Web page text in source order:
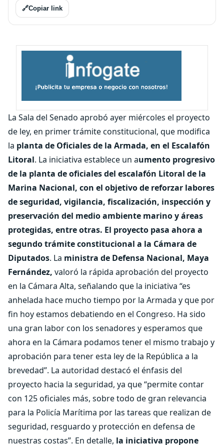
🔗Copiar link
La Sala del Senado aprobó ayer miércoles el proyecto
de ley, en primer trámite constitucional, que modifica
la planta de Oficiales de la Armada, en el Escalafón
Litoral. La iniciativa establece un aumento progresivo
de la planta de oficiales del escalafón Litoral de la
Marina Nacional, con el objetivo de reforzar labores
de seguridad, vigilancia, fiscalización, inspección y
preservación del medio ambiente marino y áreas
protegidas, entre otras. El proyecto pasa ahora a
segundo trámite constitucional a la Cámara de
Diputados. La ministra de Defensa Nacional, Maya
Fernández, valoró la rápida aprobación del proyecto
en la Cámara Alta, señalando que la iniciativa “es
anhelada hace mucho tiempo por la Armada y que por
fin hoy estamos debatiendo en el Congreso. Ha sido
una gran labor con los senadores y esperamos que
ahora en la Cámara podamos tener el mismo trabajo y
aprobación para tener esta ley de la República a la
brevedad”. La autoridad destacó el énfasis del
proyecto hacia la seguridad, ya que “permite contar
con 125 oficiales más, sobre todo de gran relevancia
para la Policía Marítima por las tareas que realizan de
seguridad, resguardo y protección en defensa de
nuestras costas”. En detalle, la iniciativa propone